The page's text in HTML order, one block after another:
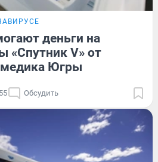
деньги на
«Спутник V» от
медика Югры
Обсудить